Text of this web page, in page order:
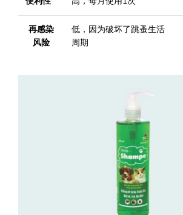
再感染
风险
低，因为破坏了跳蚤生活
周期